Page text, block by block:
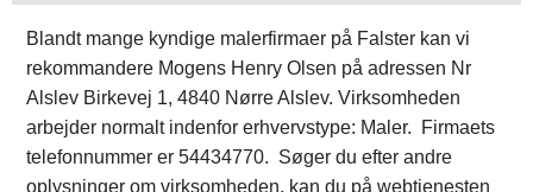
Blandt mange kyndige malerfirmaer på Falster kan vi
rekommandere Mogens Henry Olsen på adressen Nr
Alslev Birkevej 1, 4840 Nørre Alslev. Virksomheden
arbejder normalt indenfor erhvervstype: Maler. Firmaets
telefonnummer er 54434770. Søger du efter andre
oplysninger om virksomheden, kan du på webtjenesten